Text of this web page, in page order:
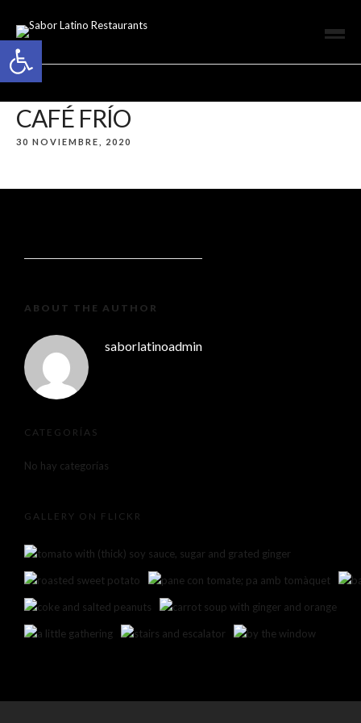
Open toolbar
CAFÉ FRÍO
30 NOVIEMBRE, 2020
ABOUT THE AUTHOR
saborlatinoadmin
CATEGORÍAS
No hay categorías
GALLERY ON FLICKR